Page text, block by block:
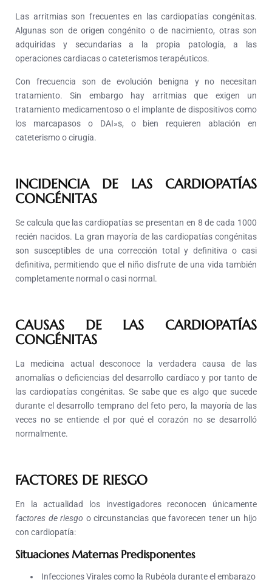
Las arritmias son frecuentes en las cardiopatías congénitas.
Algunas son de origen congénito o de nacimiento, otras son
adquiridas y secundarias a la propia patología, a las
operaciones cardiacas o cateterismos terapéuticos.
Con frecuencia son de evolución benigna y no necesitan
tratamiento. Sin embargo hay arritmias que exigen un
tratamiento medicamentoso o el implante de dispositivos como
los marcapasos o DAI»s, o bien requieren ablación en
cateterismo o cirugía.
INCIDENCIA DE LAS CARDIOPATÍAS
CONGÉNITAS
Se calcula que las cardiopatías se presentan en 8 de cada 1000
recién nacidos. La gran mayoría de las cardiopatías congénitas
son susceptibles de una corrección total y definitiva o casi
definitiva, permitiendo que el niño disfrute de una vida también
completamente normal o casi normal.
CAUSAS DE LAS CARDIOPATÍAS
CONGÉNITAS
La medicina actual desconoce la verdadera causa de las
anomalías o deficiencias del desarrollo cardíaco y por tanto de
las cardiopatías congénitas. Se sabe que es algo que sucede
durante el desarrollo temprano del feto pero, la mayoría de las
veces no se entiende el por qué el corazón no se desarrolló
normalmente.
FACTORES DE RIESGO
En la actualidad los investigadores reconocen únicamente
factores de riesgo o circunstancias que favorecen tener un hijo
con cardiopatía:
Situaciones Maternas Predisponentes
Infecciones Virales como la Rubéola durante el embarazo